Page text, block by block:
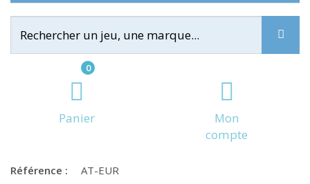
0
Panier
Mon
compte
Référence : AT-EUR